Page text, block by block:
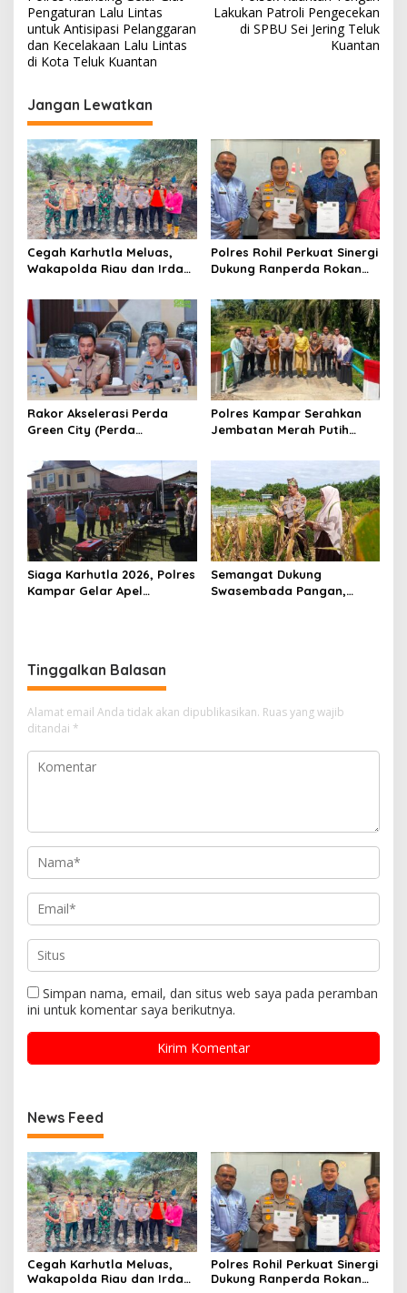
a
v
i
a
s
i
p
o
s
Pengaturan Lalu Lintas
untuk Antisipasi Pelanggaran
dan Kecelakaan Lalu Lintas
di Kota Teluk Kuantan
Lakukan Patroli Pengecekan
di SPBU Sei Jering Teluk
Kuantan
Jangan Lewatkan
Cegah Karhutla Meluas,
Wakapolda Riau dan Irdam
Padamkan Api di Pasir
Limau Kapas
Polres Rohil Perkuat Sinergi
Dukung Ranperda Rokan
Berkelanjutan
Rakor Akselerasi Perda
Green City (Perda
Pekanbaru Bersama Dinas
Lingkungan Hidup Kota
Pekanbaru dan Tim Pakar
Polres Kampar Serahkan
Jembatan Merah Putih
Warga Pulau Jambu Kuok
Siaga Karhutla 2026, Polres
Kampar Gelar Apel
Semangat Dukung
Swasembada Pangan,
Tinggalkan Balasan
Alamat email Anda tidak akan dipublikasikan. Ruas yang wajib
ditandai *
Simpan nama, email, dan situs web saya pada peramban
ini untuk komentar saya berikutnya.
News Feed
Cegah Karhutla Meluas,
Wakapolda Riau dan Irdam
Polres Rohil Perkuat Sinergi
Dukung Ranperda Rokan